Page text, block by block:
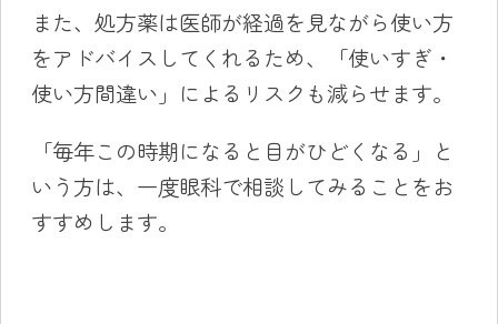
また、処方薬は医師が経過を見ながら使い方
をアドバイスしてくれるため、「使いすぎ・
使い方間違い」によるリスクも減らせます。
「毎年この時期になると目がひどくなる」と
いう方は、一度眼科で相談してみることをお
すすめします。